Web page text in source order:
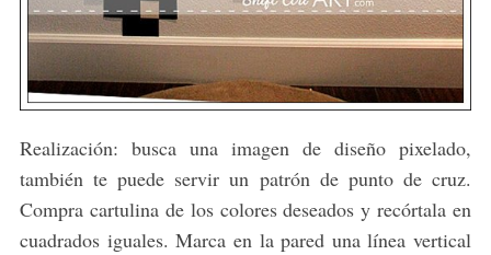
Realización: busca una imagen de diseño pixelado,
también te puede servir un patrón de punto de cruz.
Compra cartulina de los colores deseados y recórtala en
cuadrados iguales. Marca en la pared una línea vertical